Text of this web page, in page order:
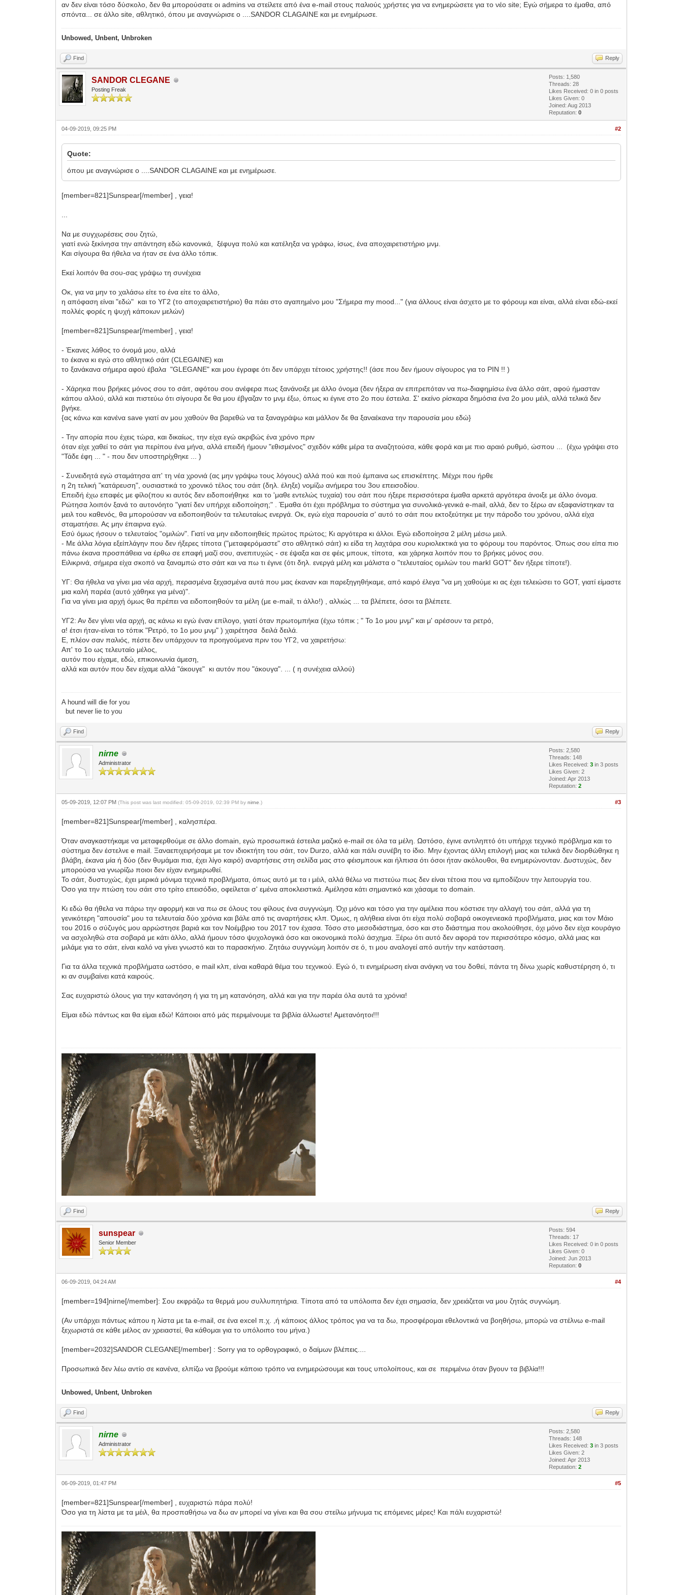
αν δεν είναι τόσο δύσκολο, δεν θα μπορούσατε οι admins να στείλετε από ένα e-mail στους παλιούς χρήστες για να ενημερώσετε για το νέο site; Εγώ σήμερα το έμαθα, από
σπόντα... σε άλλο site, αθλητικό, όπου με αναγνώρισε ο ....SANDOR CLAGAINE και με ενημέρωσε.
Unbowed, Unbent, Unbroken
Find Reply
SANDOR CLEGANE
Posting Freak
Posts: 1,580
Threads: 28
Likes Received:0 in 0 posts
Likes Given: 0
Joined: Aug 2013
Reputation:0
#2
04-09-2019, 09:25 PM
Quote:
όπου με αναγνώρισε ο ....SANDOR CLAGAINE και με ενημέρωσε.
[member=821]Sunspear[/member] , γεια!
Να με συγχωρέσεις σου ζητώ,
γιατί ενώ ξεκίνησα την απάντηση εδώ κανονικά, ξέφυγα πολύ και κατέληξα να γράφω, ίσως, ένα αποχαιρετιστήριο μνμ.
Και σίγουρα θα ήθελα να ήταν σε ένα άλλο τόπικ.
Εκεί λοιπόν θα σου-σας γράψω τη συνέχεια
Οκ, για να μην το χαλάσω είτε το ένα είτε το άλλο,
η απόφαση είναι "εδώ" και το ΥΓ2 (το αποχαιρετιστήριο) θα πάει στο αγαπημένο μου "Σήμερα my mood..." (για άλλους είναι άσχετο με το φόρουμ και είναι, αλλά είναι εδώ-εκεί
πολλές φορές η ψυχή κάποιων μελών)
[member=821]Sunspear[/member] , γεια!
- Έκανες λάθος το όνομά μου, αλλά
το έκανα κι εγώ στο αθλητικό σάιτ (CLEGAINE) και
το ξανάκανα σήμερα αφού έβαλα "GLEGANE" και μου έγραφε ότι δεν υπάρχει τέτοιος χρήστης!! (άσε που δεν ήμουν σίγουρος για το PIN !! )
- Χάρηκα που βρήκες μόνος σου το σάιτ, αφότου σου ανέφερα πως ξανάνοιξε με άλλο όνομα (δεν ήξερα αν επιτρεπόταν να πω-διαφημίσω ένα άλλο σάιτ, αφού ήμασταν
κάπου αλλού, αλλά και πιστεύω ότι σίγουρα δε θα μου έβγαζαν το μνμ έξω, όπως κι έγινε στο 2ο που έστειλα. Σ' εκείνο ρίσκαρα δημόσια ένα 2ο μου μέιλ, αλλά τελικά δεν
βγήκε.
{ας κάνω και κανένα save γιατί αν μου χαθούν θα βαρεθώ να τα ξαναγράψω και μάλλον δε θα ξαναέκανα την παρουσία μου εδώ}
- Την απορία που έχεις τώρα, και δικαίως, την είχα εγώ ακριβώς ένα χρόνο πριν
όταν είχε χαθεί το σάιτ για περίπου ένα μήνα, αλλά επειδή ήμουν "εθισμένος" σχεδόν κάθε μέρα τα αναζητούσα, κάθε φορά και με πιο αραιό ρυθμό, ώσπου ... (έχω γράψει στο
"Τάδε έφη ... " - που δεν υποστηρίχθηκε ... )
- Συνειδητά εγώ σταμάτησα απ' τη νέα χρονιά (ας μην γράψω τους λόγους) αλλά πού και πού έμπαινα ως επισκέπτης. Μέχρι που ήρθε
η 2η τελική "κατάρευση", ουσιαστικά το χρονικό τέλος του σάιτ (δηλ. έληξε) νομίζω ανήμερα του 3ου επεισοδίου.
Επειδή έχω επαφές με φίλο(που κι αυτός δεν ειδοποιήθηκε και το 'μαθε εντελώς τυχαία) του σάιτ που ήξερε περισσότερα έμαθα αρκετά αργότερα άνοιξε με άλλο όνομα.
Ρώτησα λοιπόν ξανά το αυτονόητο "γιατί δεν υπήρχε ειδοποίηση;" . Έμαθα ότι έχει πρόβλημα το σύστημα για συνολικά-γενικά e-mail, αλλά, δεν το ξέρω αν εξαφανίστηκαν τα
μειλ του καθενός, θα μπορούσαν να ειδοποιηθούν τα τελευταίως ενεργά. Οκ, εγώ είχα παρουσία σ' αυτό το σάιτ που εκτοξεύτηκε με την πάροδο του χρόνου, αλλά είχα
σταματήσει. Ας μην έπαιρνα εγώ.
Εσύ όμως ήσουν ο τελευταίος "ομιλών". Γιατί να μην ειδοποιηθείς πρώτος πρώτος; Κι αργότερα κι άλλοι. Εγώ ειδοποίησα 2 μέλη μέσω μειλ.
- Με άλλα λόγια εξείπλάγην που δεν ήξερες τίποτα ("μεταφερόμαστε" στο αθλητικό σάιτ) κι είδα τη λαχτάρα σου κυριολεκτικά για το φόρουμ του παρόντος. Όπως σου είπα πιο
πάνω έκανα προσπάθεια να έρθω σε επαφή μαζί σου, ανεπιτυχώς - σε έψαξα και σε φέις μπουκ, τίποτα, και χάρηκα λοιπόν που το βρήκες μόνος σου.
Ειλικρινά, σήμερα είχα σκοπό να ξαναμπώ στο σάιτ και να πω τι έγινε (ότι δηλ. ενεργά μέλη και μάλιστα ο "τελευταίος ομιλών του markI GOT" δεν ήξερε τίποτε!).
ΥΓ: Θα ήθελα να γίνει μια νέα αρχή, περασμένα ξεχασμένα αυτά που μας έκαναν και παρεξηγηθήκαμε, από καιρό έλεγα "να μη χαθούμε κι ας έχει τελειώσει το GOT, γιατί είμαστε
μια καλή παρέα (αυτό χάθηκε για μένα)".
Για να γίνει μια αρχή όμως θα πρέπει να ειδοποιηθούν τα μέλη (με e-mail, τι άλλο!) , αλλιώς ... τα βλέπετε, όσοι τα βλέπετε.
ΥΓ2: Αν δεν γίνει νέα αρχή, ας κάνω κι εγώ έναν επίλογο, γιατί όταν πρωτομπήκα (έχω τόπικ ; " Το 1ο μου μνμ" και μ' αρέσουν τα ρετρό,
α! έτσι ήταν-είναι το τόπικ "Ρετρό, το 1ο μου μνμ" ) χαιρέτησα δειλά δειλά.
Ε, πλέον σαν παλιός, πέστε δεν υπάρχουν τα προηγούμενα πριν του ΥΓ2, να χαιρετήσω:
Απ' το 1ο ως τελευταίο μέλος,
αυτόν που είχαμε, εδώ, επικοινωνία άμεση,
αλλά και αυτόν που δεν είχαμε αλλά "άκουγε" κι αυτόν που "άκουγα". ... ( η συνέχεια αλλού)
A hound will die for you
but never lie to you
Find Reply
nirne
Administrator
Posts: 2,580
Threads: 148
Likes Received:3 in 3 posts
Likes Given: 2
Joined: Apr 2013
Reputation:2
#3
05-09-2019, 12:07 PM(This post was last modified: 05-09-2019, 02:39 PM bynirne .)
[member=821]Sunspear[/member] , καλησπέρα.
Όταν αναγκαστήκαμε να μεταφερθούμε σε άλλο domain, εγώ προσωπικά έστειλα μαζικό e-mail σε όλα τα μέλη. Ωστόσο, έγινε αντιληπτό ότι υπήρχε τεχνικό πρόβλημα και το
σύστημα δεν έστελνε e mail. Ξαναεπιχειρήσαμε με τον ιδιοκτήτη του σάιτ, τον Durzo, αλλά και πάλι συνέβη το ίδιο. Μην έχοντας άλλη επιλογή μιας και τελικά δεν διορθώθηκε η
βλάβη, έκανα μία ή δύο (δεν θυμάμαι πια, έχει λίγο καιρό) αναρτήσεις στη σελίδα μας στο φέισμπουκ και ήλπισα ότι όσοι ήταν ακόλουθοι, θα ενημερώνονταν. Δυστυχώς, δεν
μπορούσα να γνωρίζω ποιοι δεν είχαν ενημερωθεί.
Το σάιτ, δυστυχώς, έχει μερικά μόνιμα τεχνικά προβλήματα, όπως αυτό με τα ι μέιλ, αλλά θέλω να πιστεύω πως δεν είναι τέτοια που να εμποδίζουν την λειτουργία του.
Όσο για την πτώση του σάιτ στο τρίτο επεισόδιο, οφείλεται σ' εμένα αποκλειστικά. Αμέλησα κάτι σημαντικό και χάσαμε το domain.
Κι εδώ θα ήθελα να πάρω την αφορμή και να πω σε όλους του φίλους ένα συγγνώμη. Όχι μόνο και τόσο για την αμέλεια που κόστισε την αλλαγή του σάιτ, αλλά για τη
γενικότερη "απουσία" μου τα τελευταία δύο χρόνια και βάλε από τις αναρτήσεις κλπ. Όμως, η αλήθεια είναι ότι είχα πολύ σοβαρά οικογενιεακά προβλήματα, μιας και τον Μάιο
του 2016 ο σύζυγός μου αρρώστησε βαριά και τον Νοέμβριο του 2017 τον έχασα. Τόσο στο μεσοδιάστημα, όσο και στο διάστημα που ακολούθησε, όχι μόνο δεν είχα κουράγιο
να ασχοληθώ στα σοβαρά με κάτι άλλο, αλλά ήμουν τόσο ψυχολογικά όσο και οικονομικά πολύ άσχημα. Ξέρω ότι αυτό δεν αφορά τον περισσότερο κόσμο, αλλά μιας και
μιλάμε για το σάιτ, είναι καλό να γίνει γνωστό και το παρασκήνιο. Ζητάω συγγνώμη λοιπόν σε ό, τι μου αναλογεί από αυτήν την κατάσταση.
Για τα άλλα τεχνικά προβλήματα ωστόσο, e mail κλπ, είναι καθαρά θέμα του τεχνικού. Εγώ ό, τι ενημέρωση είναι ανάγκη να του δοθεί, πάντα τη δίνω χωρίς καθυστέρηση ό, τι
κι αν συμβαίνει κατά καιρούς.
Σας ευχαριστώ όλους για την κατανόηση ή για τη μη κατανόηση, αλλά και για την παρέα όλα αυτά τα χρόνια!
Είμαι εδώ πάντως και θα είμαι εδώ! Κάποιοι από μάς περιμένουμε τα βιβλία άλλωστε! Αμετανόητοι!!!
Find Reply
sunspear
Senior Member
Posts: 594
Threads: 17
Likes Received:0 in 0 posts
Likes Given: 0
Joined: Jun 2013
Reputation:0
#4
06-09-2019, 04:24 AM
[member=194]nirne[/member]: Σου εκφράζω τα θερμά μου συλλυπητήρια. Τίποτα από τα υπόλοιπα δεν έχει σημασία, δεν χρειάζεται να μου ζητάς συγνώμη.
(Αν υπάρχει πάντως κάπου η λίστα με ta e-mail, σε ένα excel π.χ. ,ή κάποιος άλλος τρόπος για να τα δω, προσφέρομαι εθελοντικά να βοηθήσω, μπορώ να στέλνω e-mail
ξεχωριστά σε κάθε μέλος αν χρειαστεί, θα κάθομαι για το υπόλοιπο του μήνα.)
[member=2032]SANDOR CLEGANE[/member] : Sorry για το ορθογραφικό, ο δαίμων βλέπεις....
Προσωπικά δεν λέω αντίο σε κανένα, ελπίζω να βρούμε κάποιο τρόπο να ενημερώσουμε και τους υπολοίπους, και σε περιμένω όταν βγουν τα βιβλία!!!
Unbowed, Unbent, Unbroken
Find Reply
nirne
Administrator
Posts: 2,580
Threads: 148
Likes Received:3 in 3 posts
Likes Given: 2
Joined: Apr 2013
Reputation:2
#5
06-09-2019, 01:47 PM
[member=821]Sunspear[/member] , ευχαριστώ πάρα πολύ!
Όσο για τη λίστα με τα μέιλ, θα προσπαθήσω να δω αν μπορεί να γίνει και θα σου στείλω μήνυμα τις επόμενες μέρες! Και πάλι ευχαριστώ!